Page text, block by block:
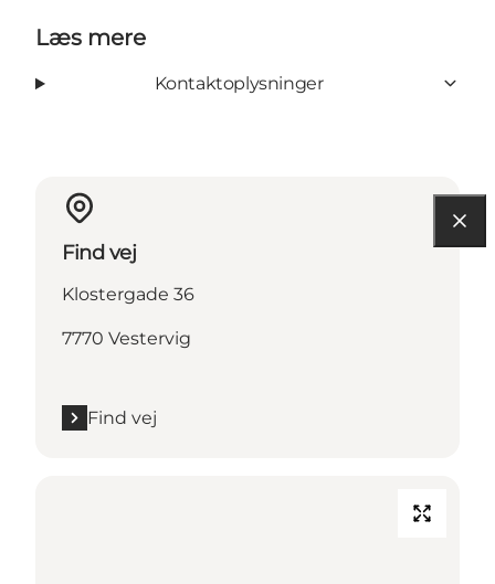
Læs mere
Kontaktoplysninger
Find vej
Klostergade 36
7770 Vestervig
Find vej